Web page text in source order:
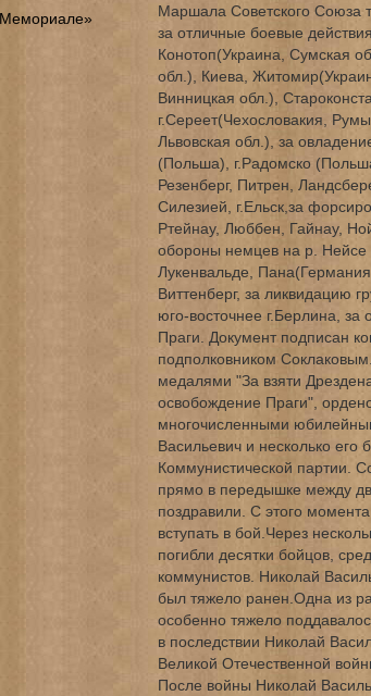
Маршала Советского Союза
за отличные боевые
Конотоп(Украина, Сумская
обл.), Киева,
Винницкая обл.),
г.Сереет(Чехословакия,
Львовская обл.), за
(Польша), г.Радомско
Резенберг, Питрен,
Силезией, г.Ельск,за
Ртейнау, Люббен, Гайнау,
обороны немцев на р. Нейсе
Лукенвальде,
Виттенберг, за ликвидацию
юго-восточнее г.Берлина, за
Праги. Документ подписан
подполковником
медалями "За взяти
освобождение Праги",
многочисленными
Васильевич и несколько
Коммунистической партии.
прямо в передышке между
поздравили. С этого
вступать в бой.Через
погибли десятки бойцов,
коммунистов. Николай
был тяжело ранен.Одна из
особенно тяжело
в последствии Николай
Великой Отечественной
После войны Николай